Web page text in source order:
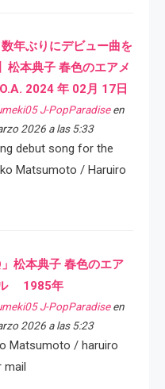
数年ぶりにデビュー曲を
松本典子 春色のエアメ
2024 年 02月 17日
J-PopParadiseen
2026 a las 5:33
debut song for the
Matsumoto / Haruiro
」松本典子 春色のエア
1985年
J-PopParadiseen
2026 a las 5:23
Matsumoto / haruiro
mail